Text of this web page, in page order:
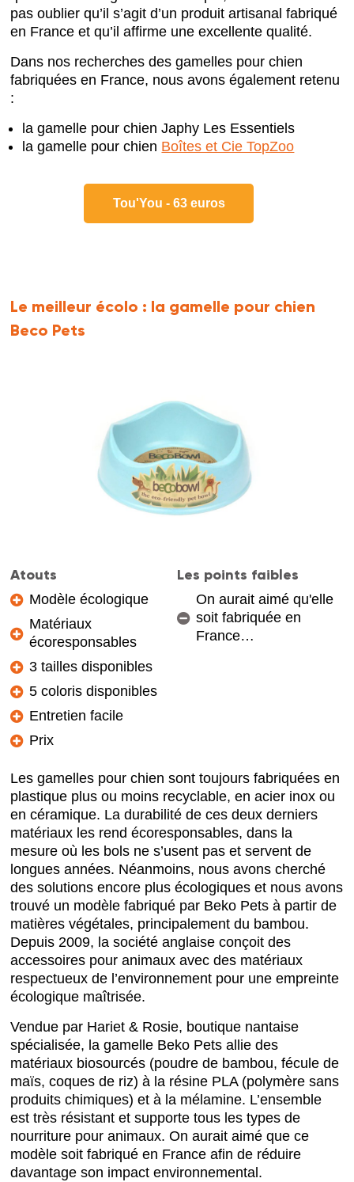
pas oublier qu’il s’agit d’un produit artisanal fabriqué
en France et qu’il affirme une excellente qualité.
Dans nos recherches des gamelles pour chien
fabriquées en France, nous avons également retenu
:
la gamelle pour chien Japhy Les Essentiels
la gamelle pour chien Boîtes et Cie TopZoo
Tou'You - 63 euros
Le meilleur écolo : la gamelle pour chien
Beco Pets
Atouts
Modèle écologique
Matériaux
écoresponsables
3 tailles disponibles
5 coloris disponibles
Entretien facile
Prix
Les points faibles
On aurait aimé qu'elle
soit fabriquée en
France…
Les gamelles pour chien sont toujours fabriquées en
plastique plus ou moins recyclable, en acier inox ou
en céramique. La durabilité de ces deux derniers
matériaux les rend écoresponsables, dans la
mesure où les bols ne s’usent pas et servent de
longues années. Néanmoins, nous avons cherché
des solutions encore plus écologiques et nous avons
trouvé un modèle fabriqué par Beko Pets à partir de
matières végétales, principalement du bambou.
Depuis 2009, la société anglaise conçoit des
accessoires pour animaux avec des matériaux
respectueux de l’environnement pour une empreinte
écologique maîtrisée.
Vendue par Hariet & Rosie, boutique nantaise
spécialisée, la gamelle Beko Pets allie des
matériaux biosourcés (poudre de bambou, fécule de
maïs, coques de riz) à la résine PLA (polymère sans
produits chimiques) et à la mélamine. L’ensemble
est très résistant et supporte tous les types de
nourriture pour animaux. On aurait aimé que ce
modèle soit fabriqué en France afin de réduire
davantage son impact environnemental.